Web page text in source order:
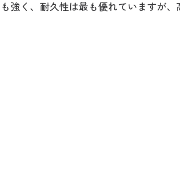
強く、耐久性は最も優れていますが